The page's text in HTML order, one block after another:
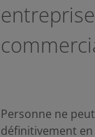
Personne ne
définitivement